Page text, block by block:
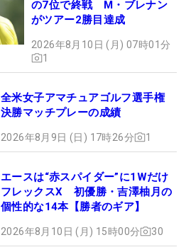
の7位で終戦 M・ブレナン
がツアー2勝目達成
2026年8月10日 (月) 07時01分
1
全米女子アマチュアゴルフ選手権
決勝マッチプレーの成績
2026年8月9日 (日) 17時26分 1
エースは“赤スパイダー”に1Wだけ
フレックスX 初優勝・吉澤柚月の
個性的な14本【勝者のギア】
2026年8月10日 (月) 15時00分 30